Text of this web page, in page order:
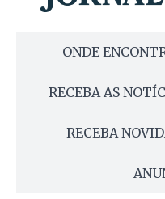
ONDE
RECEBA AS
RECEBA